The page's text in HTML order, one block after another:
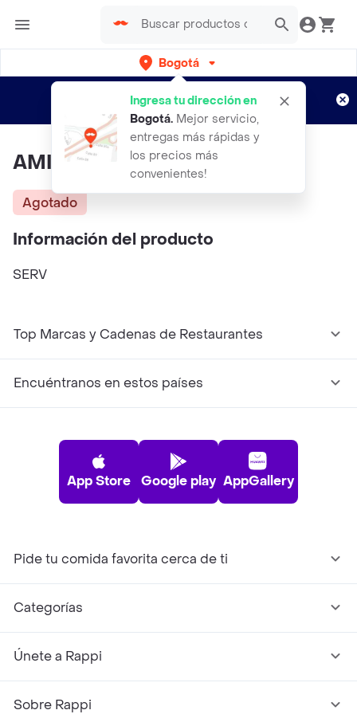
Bogotá
Ingresa tu dirección en
Bogotá. Mejor servicio,
entregas más rápidas y
los precios más
convenientes!
envíos gratis por semanas
Aplican TyC
AMINO X
Agotado
Información del producto
SERV
Top Marcas y Cadenas de Restaurantes
Encuéntranos en estos países
App Store Google play AppGallery
Pide tu comida favorita cerca de ti
Categorías
Únete a Rappi
Sobre Rappi